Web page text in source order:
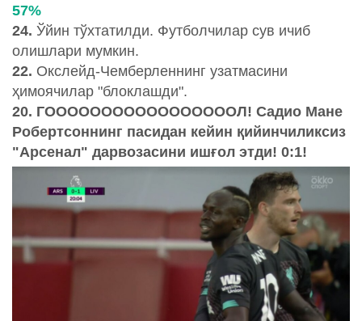
57%
24. Ўйин тўхтатилди. Футболчилар сув ичиб
олишлари мумкин.
22. Окслейд-Чемберленнинг узатмасини
ҳимоячилар "блоклашди".
20. ГОООООООООООООООООЛ! Садио Мане
Робертсоннинг пасидан кейин қийинчиликсиз
"Арсенал" дарвозасини ишғол этди! 0:1!